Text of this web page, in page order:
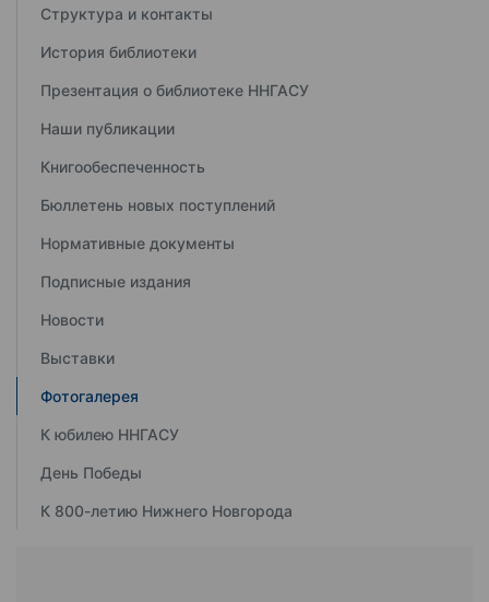
Структура и контакты
История библиотеки
Презентация о библиотеке ННГАСУ
Наши публикации
Книгообеспеченность
Бюллетень новых поступлений
Нормативные документы
Подписные издания
Новости
Выставки
Фотогалерея
К юбилею ННГАСУ
День Победы
К 800-летию Нижнего Новгорода